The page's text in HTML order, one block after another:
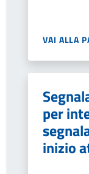
VAI ALLA
per
inizio